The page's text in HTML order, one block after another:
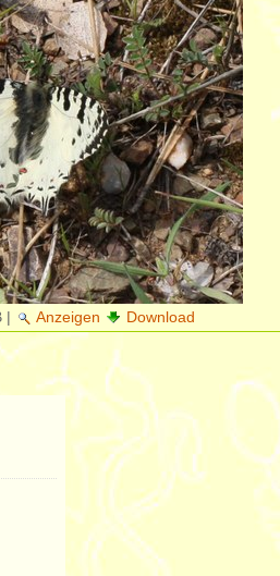
| Anzeigen Download